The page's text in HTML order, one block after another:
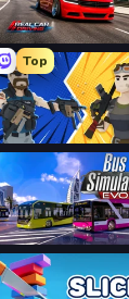
Real Car Driving
Top
BuildNow GG
Bus Simulator: EVO